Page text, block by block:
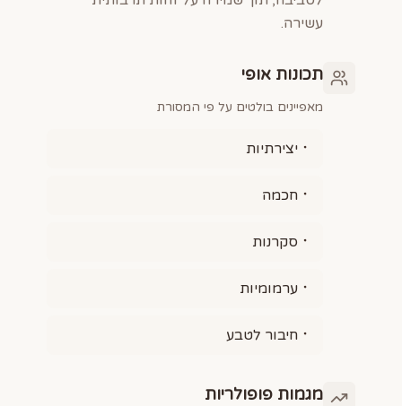
עשירה.
תכונות אופי
מאפיינים בולטים על פי המסורת
יצירתיות
חכמה
סקרנות
ערמומיות
חיבור לטבע
מגמות פופולריות